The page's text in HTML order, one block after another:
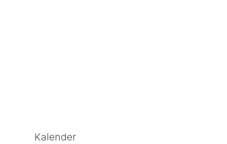
Kalender